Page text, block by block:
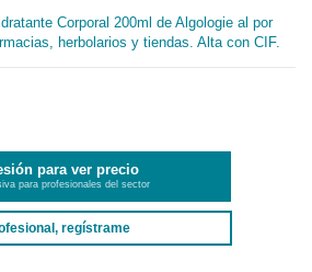
Corporal 200ml de Algologie al por
herbolarios y tiendas. Alta con CIF.
para ver precio
para profesionales del sector
regístrame